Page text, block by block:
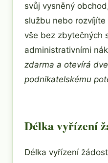
svůj vysněný
službu nebo
vše bez zbytečných
administrativními
zdarma a otevírá
podnikatelskému
Délka vyřízení
Délka vyřízení